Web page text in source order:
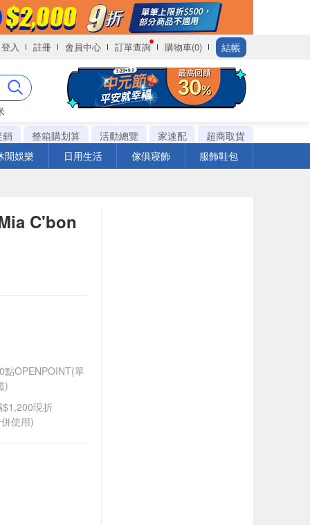
登入 註冊 會員中心 訂單查詢 購物車(0) 結帳
銷 整箱購划算 活動總覽 家速配
超商取貨
閒娛樂 日用生活 傢俱寢飾 服飾鞋包
C'bon
點OPENPOINT(單
)
現折
使用)